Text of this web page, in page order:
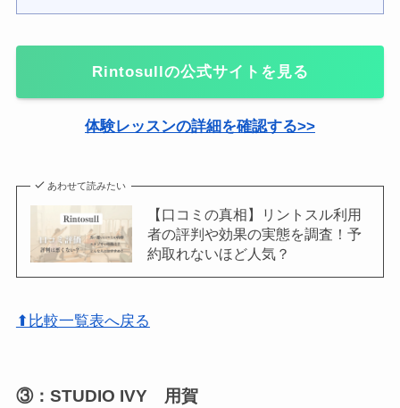
Rintosullの公式サイトを見る
体験レッスンの詳細を確認する>>
あわせて読みたい
【口コミの真相】リントスル利用
者の評判や効果の実態を調査！予
約取れないほど人気？
⬆比較一覧表へ戻る
③：STUDIO IVY 用賀